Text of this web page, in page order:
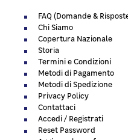
FAQ (Domande &
Chi Siamo
Copertura Nazionale
Storia
Termini e Condizioni
Metodi di Pagamento
Metodi di Spedizione
Privacy Policy
Contattaci
Accedi / Registrati
Reset Password